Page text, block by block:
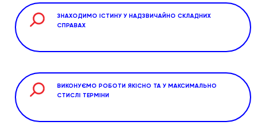
ЗНАХОДИМО ІСТИНУ У НАДЗВИЧАЙНО СКЛАДНИХ
СПРАВАХ
ВИКОНУЄМО РОБОТИ ЯКІСНО ТА У МАКСИМАЛЬНО
СТИСЛІ ТЕРМІНИ